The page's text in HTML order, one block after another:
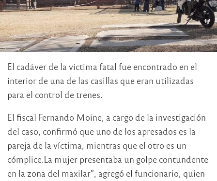
El cadáver de la víctima fatal fue encontrado en el
interior de una de las casillas que eran utilizadas
para el control de trenes.
El fiscal Fernando Moine, a cargo de la investigación
del caso, confirmó que uno de los apresados es la
pareja de la víctima, mientras que el otro es un
cómplice.La mujer presentaba un golpe contundente
en la zona del maxilar”, agregó el funcionario, quien